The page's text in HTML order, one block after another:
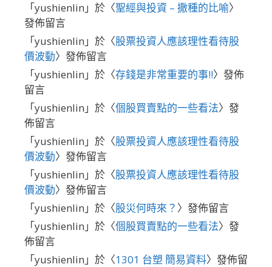
「yushienlin 」於〈聖經與投資 – 撒種的比喻〉
發佈留言
「yushienlin 」於〈股票投資人應該理性看待股
價波動〉發佈留言
「yushienlin 」於〈存錢是非常重要的事!!〉發佈
留言
「yushienlin 」於〈個股買賣點的一些看法〉發
佈留言
「yushienlin 」於〈股票投資人應該理性看待股
價波動〉發佈留言
「yushienlin 」於〈股票投資人應該理性看待股
價波動〉發佈留言
「yushienlin 」於〈股災何時來？ 〉發佈留言
「yushienlin 」於〈個股買賣點的一些看法〉發
佈留言
「yushienlin 」於〈1301 台塑 簡易資料〉發佈留